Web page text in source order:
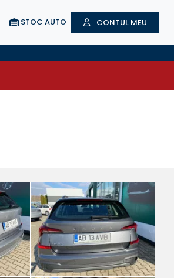
STOC AUTO CONTUL MEU